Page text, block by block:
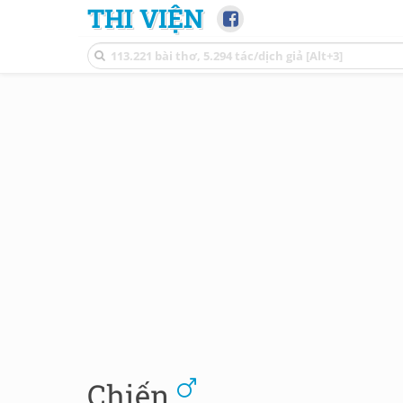
THI VIỆN
Chiến